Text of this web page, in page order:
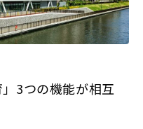
3つの機能が相互